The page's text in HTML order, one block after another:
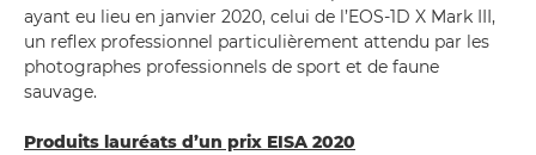
ayant eu lieu en janvier 2020, celui de l’EOS-1D X Mark III,
un reflex professionnel particulièrement attendu par les
photographes professionnels de sport et de faune
sauvage.
Produits lauréats d’un prix EISA 2020